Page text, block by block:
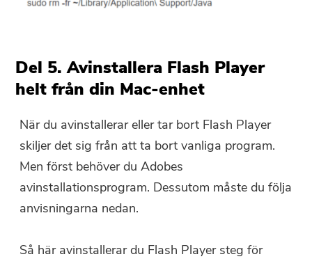
Del 5. Avinstallera Flash Player
helt från din Mac-enhet
När du avinstallerar eller tar bort Flash Player
skiljer det sig från att ta bort vanliga program.
Men först behöver du Adobes
avinstallationsprogram. Dessutom måste du följa
anvisningarna nedan.
Så här avinstallerar du Flash Player steg för